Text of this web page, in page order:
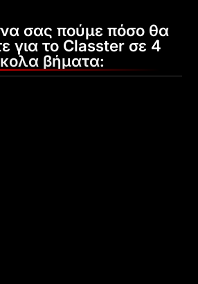
σας πούμε πόσο θα
για το Classter σε 4
βήματα: